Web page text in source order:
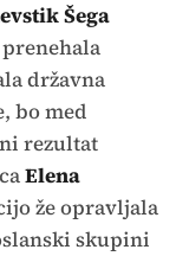
Šega
državna
bo med
rezultat
Elena
že opravljala
skupini